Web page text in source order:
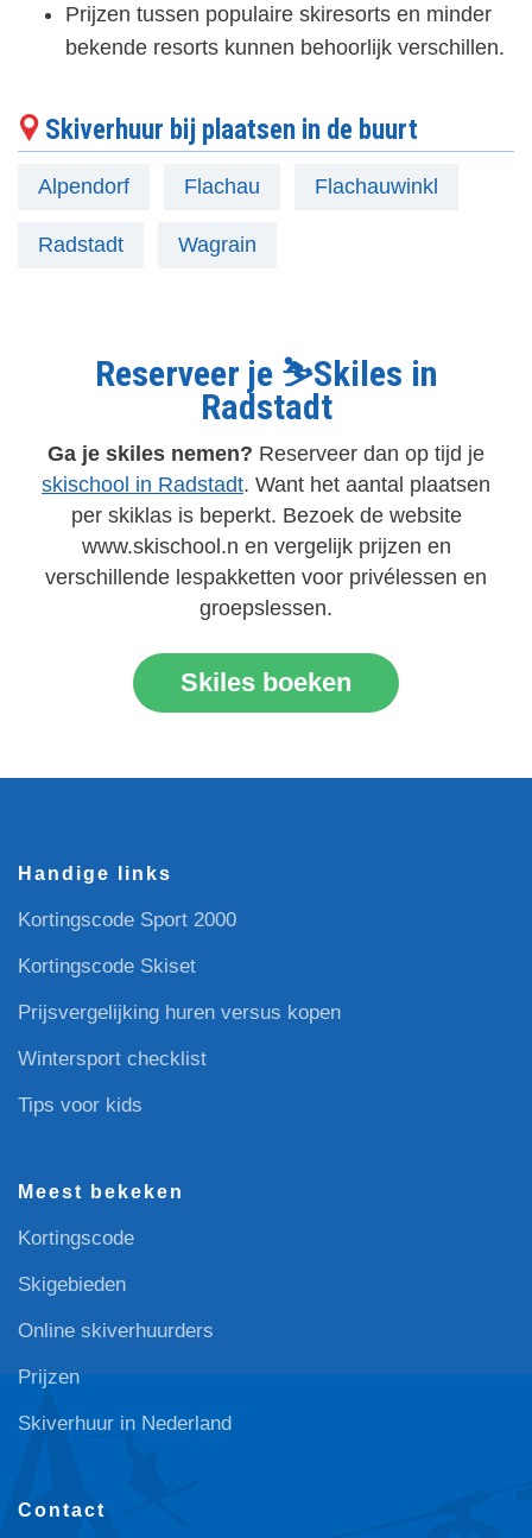
Prijzen tussen populaire skiresorts en minder
bekende resorts kunnen behoorlijk verschillen.
Skiverhuur bij plaatsen in de buurt
Alpendorf Flachau Flachauwinkl
Radstadt Wagrain
Reserveer je ⛷️Skiles in
Radstadt
Ga je skiles nemen? Reserveer dan op tijd je
skischool in Radstadt. Want het aantal plaatsen
per skiklas is beperkt. Bezoek de website
www.skischool.n en vergelijk prijzen en
verschillende lespakketten voor privélessen en
groepslessen.
Skiles boeken
Handige links
Kortingscode Sport 2000
Kortingscode Skiset
Prijsvergelijking huren versus kopen
Wintersport checklist
Tips voor kids
Meest bekeken
Kortingscode
Skigebieden
Online skiverhuurders
Prijzen
Skiverhuur in Nederland
Contact